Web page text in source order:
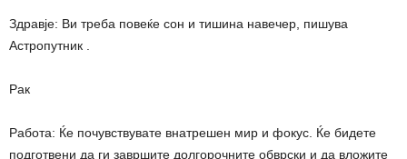
Здравје: Ви треба повеќе сон и тишина навечер, пишува
Астропутник .
Рак
Работа: Ќе почувствувате внатрешен мир и фокус. Ќе бидете
подготвени да ги завршите долгорочните обврски и да вложите